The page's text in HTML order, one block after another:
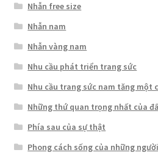
Nhẫn free size
Nhẫn nam
Nhẫn vàng nam
Nhu cầu phát triển trang sức
Nhu cầu trang sức nam tăng một
Những thứ quan trọng nhất của
Phía sau của sự thật
Phong cách sống của những